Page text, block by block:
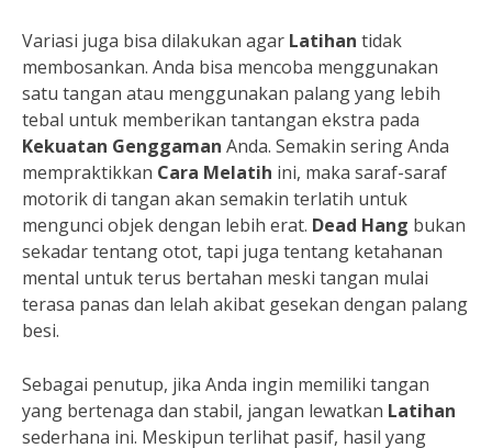
Variasi juga bisa dilakukan agar Latihan tidak
membosankan. Anda bisa mencoba menggunakan
satu tangan atau menggunakan palang yang lebih
tebal untuk memberikan tantangan ekstra pada
Kekuatan Genggaman Anda. Semakin sering Anda
mempraktikkan Cara Melatih ini, maka saraf-saraf
motorik di tangan akan semakin terlatih untuk
mengunci objek dengan lebih erat. Dead Hang bukan
sekadar tentang otot, tapi juga tentang ketahanan
mental untuk terus bertahan meski tangan mulai
terasa panas dan lelah akibat gesekan dengan palang
besi.
Sebagai penutup, jika Anda ingin memiliki tangan
yang bertenaga dan stabil, jangan lewatkan Latihan
sederhana ini. Meskipun terlihat pasif, hasil yang